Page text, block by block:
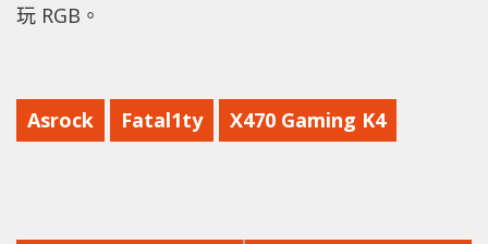
玩 RGB。
Asrock Fatal1ty X470 Gaming K4